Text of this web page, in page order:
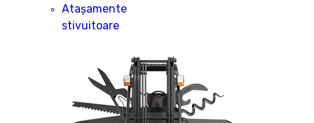
Atașamente
stivuitoare